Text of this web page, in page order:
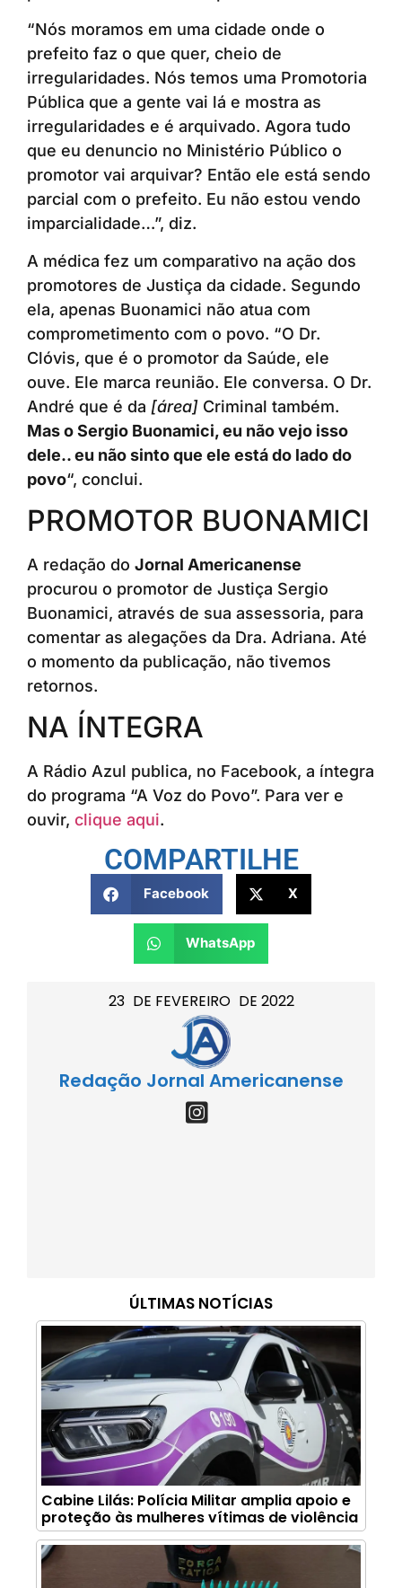
23 DE FEVEREIRO DE 2022
Redação Jornal Americanense
ÚLTIMAS NOTÍCIAS
Cabine Lilás: Polícia Militar amplia apoio e
proteção às mulheres vítimas de violência
“Nós moramos em uma cidade onde o
prefeito faz o que quer, cheio de
irregularidades. Nós temos uma Promotoria
Pública que a gente vai lá e mostra as
irregularidades e é arquivado. Agora tudo
que eu denuncio no Ministério Público o
promotor vai arquivar? Então ele está sendo
parcial com o prefeito. Eu não estou vendo
imparcialidade…”, diz.
A médica fez um comparativo na ação dos
promotores de Justiça da cidade. Segundo
ela, apenas Buonamici não atua com
comprometimento com o povo. “O Dr.
Clóvis, que é o promotor da Saúde, ele
ouve. Ele marca reunião. Ele conversa. O Dr.
André que é da [área] Criminal também.
Mas o Sergio Buonamici, eu não vejo isso
dele.. eu não sinto que ele está do lado do
povo“, conclui.
PROMOTOR BUONAMICI
A redação do Jornal Americanense
procurou o promotor de Justiça Sergio
Buonamici, através de sua assessoria, para
comentar as alegações da Dra. Adriana. Até
o momento da publicação, não tivemos
retornos.
NA ÍNTEGRA
A Rádio Azul publica, no Facebook, a íntegra
do programa “A Voz do Povo”. Para ver e
ouvir, clique aqui.
COMPARTILHE
Facebook X
WhatsApp